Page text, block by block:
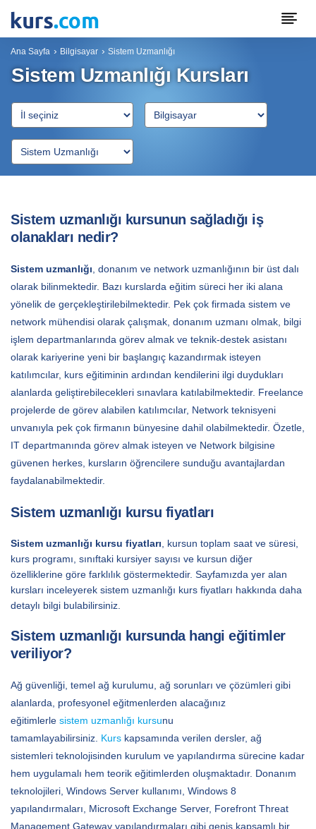
Ana Sayfa Bilgisayar Sistem Uzmanlığı
Sistem Uzmanlığı Kursları
Sistem uzmanlığı kursunun sağladığı iş
olanakları nedir?
Sistem uzmanlığı , donanım ve network uzmanlığının bir üst dalı
olarak bilinmektedir. Bazı kurslarda eğitim süreci her iki alana
yönelik de gerçekleştirilebilmektedir. Pek çok firmada sistem ve
network mühendisi olarak çalışmak, donanım uzmanı olmak, bilgi
işlem departmanlarında görev almak ve teknik-destek asistanı
olarak kariyerine yeni bir başlangıç kazandırmak isteyen
katılımcılar, kurs eğitiminin ardından kendilerini ilgi duydukları
alanlarda geliştirebilecekleri sınavlara katılabilmektedir. Freelance
projelerde de görev alabilen katılımcılar, Network teknisyeni
unvanıyla pek çok firmanın bünyesine dahil olabilmektedir. Özetle,
IT departmanında görev almak isteyen ve Network bilgisine
güvenen herkes, kursların öğrencilere sunduğu avantajlardan
faydalanabilmektedir.
Sistem uzmanlığı kursu fiyatları
Sistem uzmanlığı kursu fiyatları , kursun toplam saat ve süresi,
kurs programı, sınıftaki kursiyer sayısı ve kursun diğer
özelliklerine göre farklılık göstermektedir. Sayfamızda yer alan
kursları inceleyerek sistem uzmanlığı kurs fiyatları hakkında daha
detaylı bilgi bulabilirsiniz.
Sistem uzmanlığı kursunda hangi eğitimler
veriliyor?
Ağ güvenliği, temel ağ kurulumu, ağ sorunları ve çözümleri gibi
alanlarda, profesyonel eğitmenlerden alacağınız
eğitimlerle sistem uzmanlığı kursunu
tamamlayabilirsiniz. Kurs kapsamında verilen dersler, ağ
sistemleri teknolojisinden kurulum ve yapılandırma sürecine kadar
hem uygulamalı hem teorik eğitimlerden oluşmaktadır. Donanım
teknolojileri, Windows Server kullanımı, Windows 8
yapılandırmaları, Microsoft Exchange Server, Forefront Threat
Management Gateway yapılandırmaları gibi geniş kapsamlı bir